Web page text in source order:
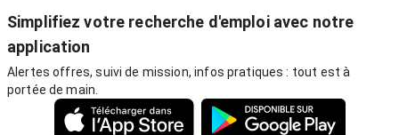
Simplifiez votre recherche d'emploi avec notre
application
Alertes offres, suivi de mission, infos pratiques : tout est à
portée de main.